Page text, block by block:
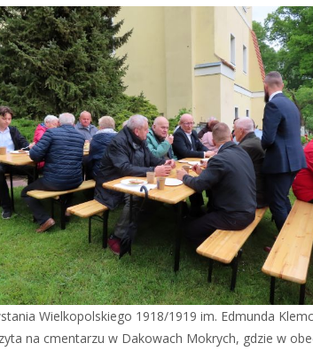
Wielkopolskiego 1918/1919 im. Edmunda
na cmentarzu w Dakowach Mokrych, gdzie w